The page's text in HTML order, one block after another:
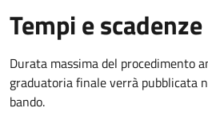
Tempi e scadenze
Durata massima del procedimento
graduatoria finale verrà pubblicata
bando.